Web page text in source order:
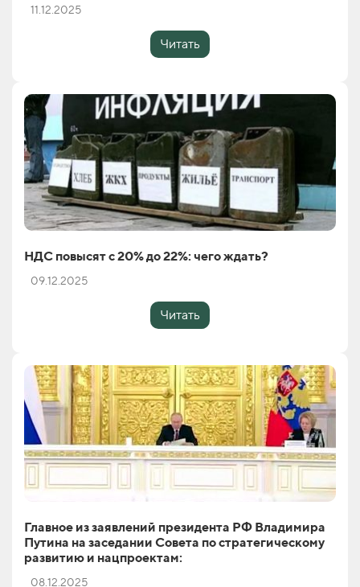
11.12.2025
Читать
НДС повысят с 20% до 22%: чего ждать?
09.12.2025
Читать
Главное из заявлений президента РФ Владимира
Путина на заседании Совета по стратегическому
развитию и нацпроектам:
08.12.2025